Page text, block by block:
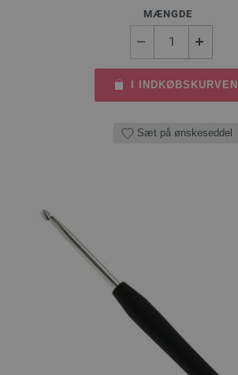
MÆNGDE
I INDKØBSKURVEN
Sæt på ønskeseddel